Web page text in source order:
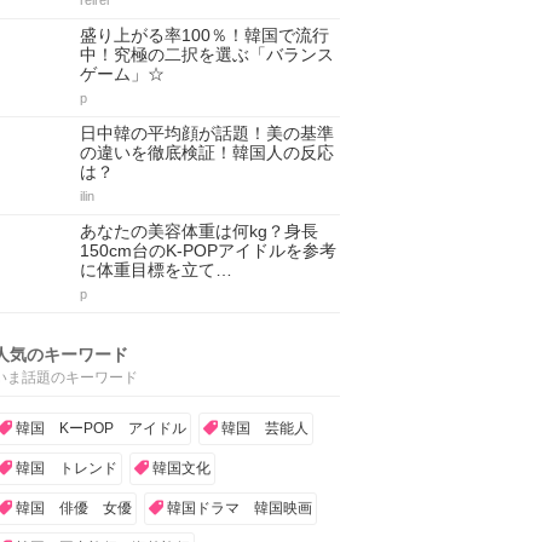
盛り上がる率100％！韓国で流行
中！究極の二択を選ぶ「バランス
ゲーム」☆
p
日中韓の平均顔が話題！美の基準
の違いを徹底検証！韓国人の反応
は？
ilin
あなたの美容体重は何kg？身長
150cm台のK-POPアイドルを参考
に体重目標を立て…
p
気のキーワード
ま話題のキーワード
韓国 KーPOP アイドル 韓国 芸能人
韓国 トレンド 韓国文化
韓国 俳優 女優 韓国ドラマ 韓国映画